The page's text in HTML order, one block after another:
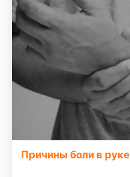
Причины боли в руке